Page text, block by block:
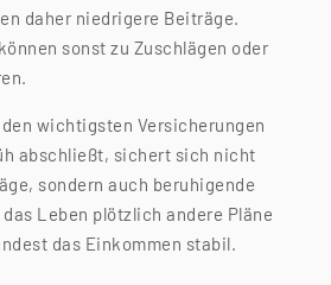
daher niedrigere Beiträge.
sonst zu Zuschlägen oder
wichtigsten Versicherungen
abschließt, sichert sich nicht
sondern auch beruhigende
Leben plötzlich andere Pläne
das Einkommen stabil.